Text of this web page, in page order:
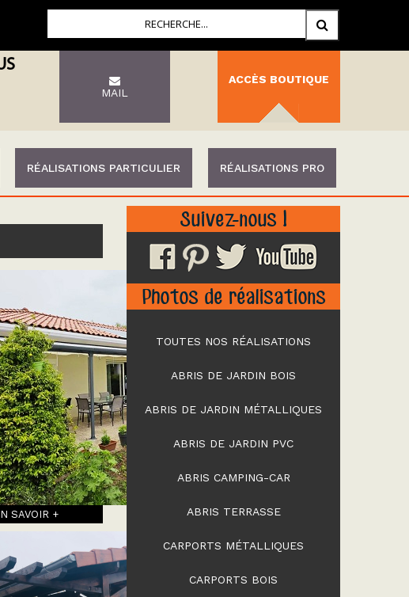
MAIL
ACCÈS BOUTIQUE
RÉALISATIONS PARTICULIER RÉALISATIONS PRO
SAVOIR +
Suivez-nous !
Photos de réalisations
TOUTES NOS RÉALISATIONS
ABRIS DE JARDIN BOIS
ABRIS DE JARDIN MÉTALLIQUES
ABRIS DE JARDIN PVC
ABRIS CAMPING-CAR
ABRIS TERRASSE
CARPORTS MÉTALLIQUES
CARPORTS BOIS